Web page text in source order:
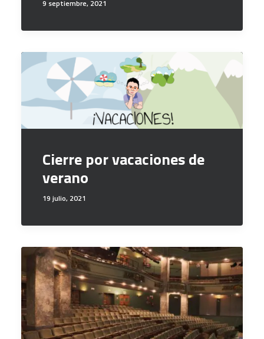
9 septiembre, 2021
Cierre por vacaciones de
verano
19 julio, 2021